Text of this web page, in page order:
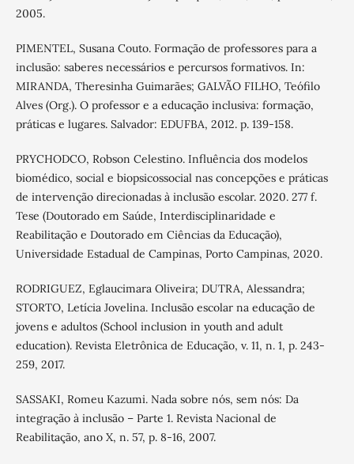
2005.
PIMENTEL, Susana Couto. Formação de professores para a
inclusão: saberes necessários e percursos formativos. In:
MIRANDA, Theresinha Guimarães; GALVÃO FILHO, Teófilo
Alves (Org.). O professor e a educação inclusiva: formação,
práticas e lugares. Salvador: EDUFBA, 2012. p. 139-158.
PRYCHODCO, Robson Celestino. Influência dos modelos
biomédico, social e biopsicossocial nas concepções e práticas
de intervenção direcionadas à inclusão escolar. 2020. 277 f.
Tese (Doutorado em Saúde, Interdisciplinaridade e
Reabilitação e Doutorado em Ciências da Educação),
Universidade Estadual de Campinas, Porto Campinas, 2020.
RODRIGUEZ, Eglaucimara Oliveira; DUTRA, Alessandra;
STORTO, Letícia Jovelina. Inclusão escolar na educação de
jovens e adultos (School inclusion in youth and adult
education). Revista Eletrônica de Educação, v. 11, n. 1, p. 243-
259, 2017.
SASSAKI, Romeu Kazumi. Nada sobre nós, sem nós: Da
integração à inclusão – Parte 1. Revista Nacional de
Reabilitação, ano X, n. 57, p. 8-16, 2007.